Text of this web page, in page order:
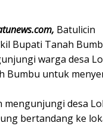
itt
er
ai
l
at
s
A
p
p
e
Batulicin
Bupati Tanah
warga desa
Bumbu untuk
mengunjungi desa
bertandang ke